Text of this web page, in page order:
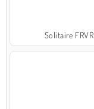
Solitaire FRVR